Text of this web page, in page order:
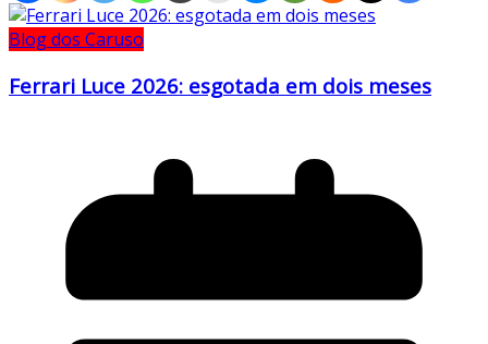
Blog dos Caruso
Ferrari Luce 2026: esgotada em dois meses